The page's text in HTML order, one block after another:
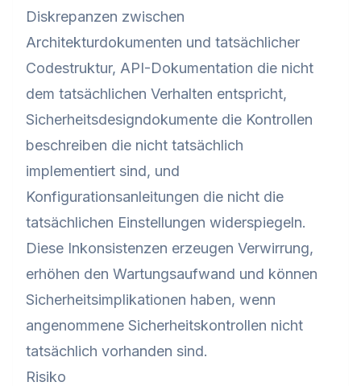
Diskrepanzen zwischen
Architekturdokumenten und tatsächlicher
Codestruktur, API-Dokumentation die nicht
dem tatsächlichen Verhalten entspricht,
Sicherheitsdesigndokumente die Kontrollen
beschreiben die nicht tatsächlich
implementiert sind, und
Konfigurationsanleitungen die nicht die
tatsächlichen Einstellungen widerspiegeln.
Diese Inkonsistenzen erzeugen Verwirrung,
erhöhen den Wartungsaufwand und können
Sicherheitsimplikationen haben, wenn
angenommene Sicherheitskontrollen nicht
tatsächlich vorhanden sind.
Risiko